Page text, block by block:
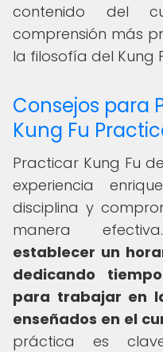
contenido del
comprensión más
la filosofía del Kung
Consejos para
Kung Fu
Practicar Kung Fu
experiencia
disciplina y
manera
establecer un
dedicando
para trabajar en
enseñados en el
práctica es